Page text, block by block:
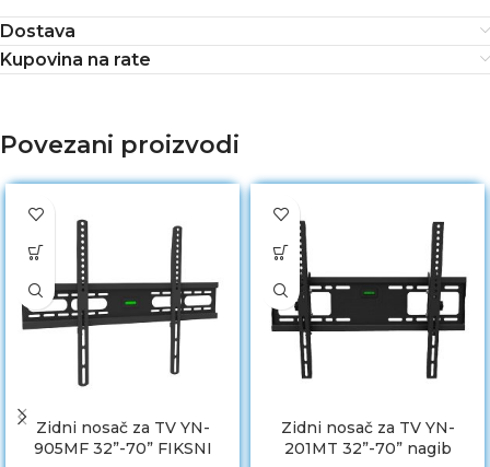
Dostava
Kupovina na rate
Povezani proizvodi
Zidni nosač za TV YN-
905MF 32”-70” FIKSNI
Zidni nosač za TV YN-
201MT 32”-70” nagib